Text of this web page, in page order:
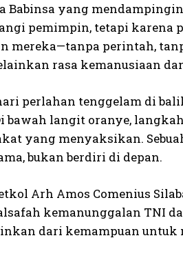
Babinsa yang
pemimpin, tetapi karena
mereka—tanpa perintah,
rasa kemanusiaan
perlahan tenggelam di
bawah langit oranye,
yang menyaksikan.
bukan berdiri di depan.
Arh Amos Comenius
kemanunggalan TNI
dari kemampuan